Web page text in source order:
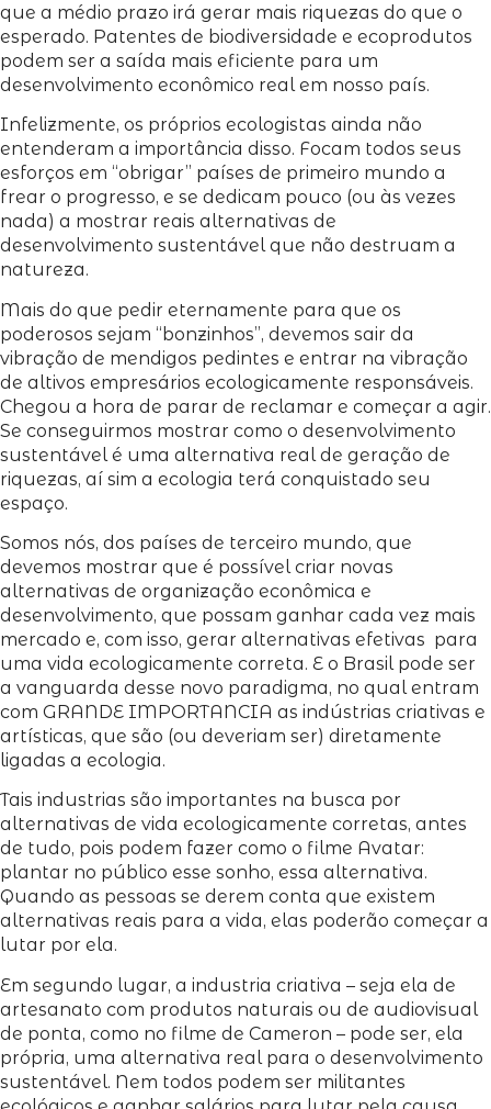
que a médio prazo irá gerar mais riquezas do que o
esperado. Patentes de biodiversidade e ecoprodutos
podem ser a saída mais eficiente para um
desenvolvimento econômico real em nosso país.
Infelizmente, os próprios ecologistas ainda não
entenderam a importância disso. Focam todos seus
esforços em “obrigar” países de primeiro mundo a
frear o progresso, e se dedicam pouco (ou às vezes
nada) a mostrar reais alternativas de
desenvolvimento sustentável que não destruam a
natureza.
Mais do que pedir eternamente para que os
poderosos sejam “bonzinhos”, devemos sair da
vibração de mendigos pedintes e entrar na vibração
de altivos empresários ecologicamente responsáveis.
Chegou a hora de parar de reclamar e começar a agir.
Se conseguirmos mostrar como o desenvolvimento
sustentável é uma alternativa real de geração de
riquezas, aí sim a ecologia terá conquistado seu
espaço.
Somos nós, dos países de terceiro mundo, que
devemos mostrar que é possível criar novas
alternativas de organização econômica e
desenvolvimento, que possam ganhar cada vez mais
mercado e, com isso, gerar alternativas efetivas para
uma vida ecologicamente correta. E o Brasil pode ser
a vanguarda desse novo paradigma, no qual entram
com GRANDE IMPORTANCIA as indústrias criativas e
artísticas, que são (ou deveriam ser) diretamente
ligadas a ecologia.
Tais industrias são importantes na busca por
alternativas de vida ecologicamente corretas, antes
de tudo, pois podem fazer como o filme Avatar:
plantar no público esse sonho, essa alternativa.
Quando as pessoas se derem conta que existem
alternativas reais para a vida, elas poderão começar a
lutar por ela.
Em segundo lugar, a industria criativa – seja ela de
artesanato com produtos naturais ou de audiovisual
de ponta, como no filme de Cameron – pode ser, ela
própria, uma alternativa real para o desenvolvimento
sustentável. Nem todos podem ser militantes